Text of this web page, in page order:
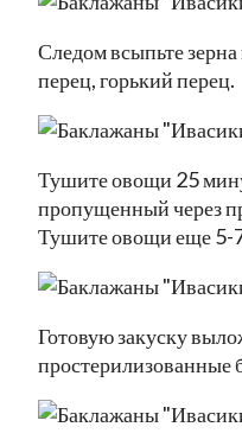
Следом всыпьте
перец, горький перец.
Тушите овощи 25
пропущенный через
Тушите овощи еще 5-
Готовую закуску
простерилизованные